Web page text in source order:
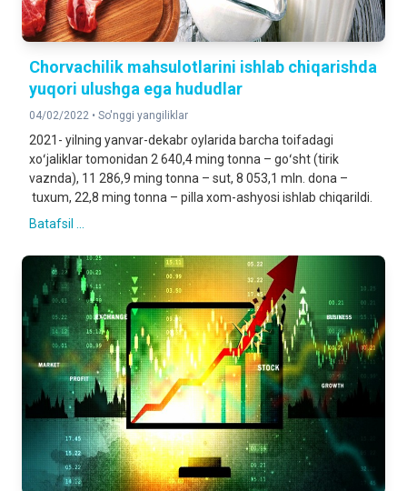
Chorvachilik mahsulotlarini ishlab chiqarishda
yuqori ulushga ega hududlar
04/02/2022 • So'nggi yangiliklar
2021- yilning yanvar-dekabr oylarida barcha toifadagi
xoʻjaliklar tomonidan 2 640,4 ming tonna – goʻsht (tirik
vaznda), 11 286,9 ming tonna – sut, 8 053,1 mln. dona –
tuxum, 22,8 ming tonna – pilla xom-ashyosi ishlab chiqarildi.
Batafsil ...